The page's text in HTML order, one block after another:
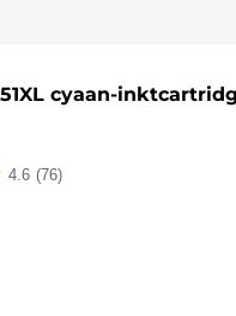
cyaan-
4.6 (76)